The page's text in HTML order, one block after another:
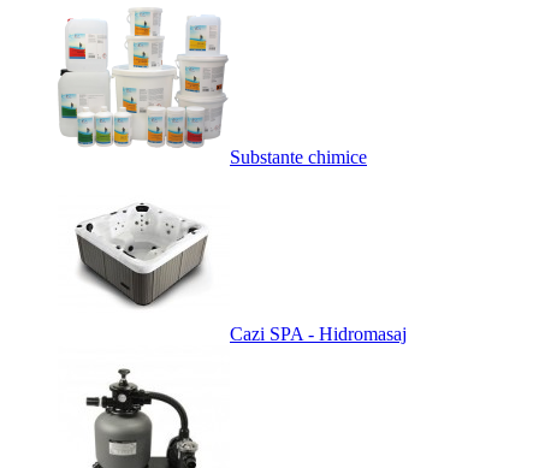
Substante chimice
Cazi SPA - Hidromasaj